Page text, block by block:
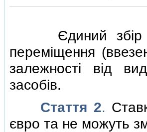
Єдиний збiр
перемiщення
залежностi вiд
засобiв.
Стаття 2.
євро та не можуть